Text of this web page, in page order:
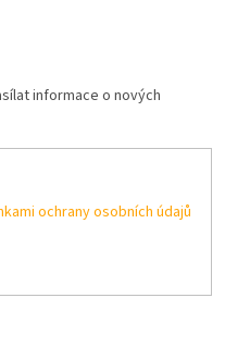
informace o nových
ochrany osobních údajů